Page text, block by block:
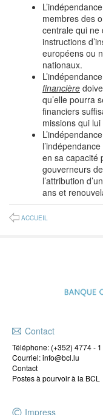
L’indépendance
membres des
centrale qui ne
instructions
européens ou
nationaux.
L’indépendance
financière
qu’elle pourra
financiers
missions qui
L’indépendance
en sa capacité
gouverneurs
l’attribution
ans et
ACCUEIL
Contact
Téléphone: (+352) 4774 - 1
Courriel: info@bcl.lu
Contact
Postes à pourvoir à la BCL
Impress